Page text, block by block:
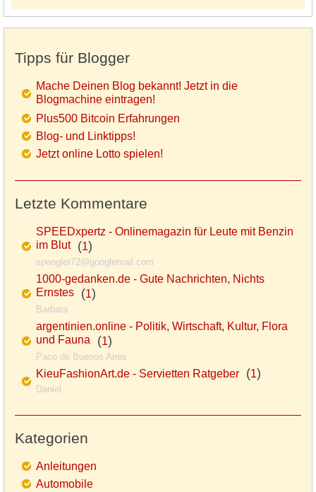
Tipps für Blogger
Mache Deinen Blog bekannt! Jetzt in die
Blogmachine eintragen!
Plus500 Bitcoin Erfahrungen
Blog- und Linktipps!
Jetzt online Lotto spielen!
Letzte Kommentare
SPEEDxpertz - Onlinemagazin für Leute mit Benzin
im Blut(1)
spengler72@googlemail.com
1000-gedanken.de - Gute Nachrichten, Nichts
Ernstes (1)
Barbara
argentinien.online - Politik, Wirtschaft, Kultur, Flora
und Fauna (1)
Paco de Buenos Aires
KieuFashionArt.de - Servietten Ratgeber (1)
Daniel
Kategorien
Anleitungen
Automobile